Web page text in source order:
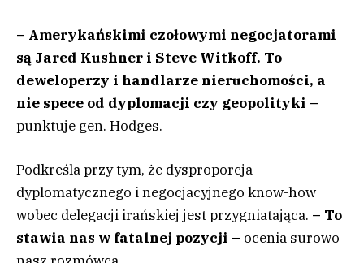
– Amerykańskimi czołowymi negocjatorami
są Jared Kushner i Steve Witkoff. To
deweloperzy i handlarze nieruchomości, a
nie spece od dyplomacji czy geopolityki –
punktuje gen. Hodges.
Podkreśla przy tym, że dysproporcja
dyplomatycznego i negocjacyjnego know-how
wobec delegacji irańskiej jest przygniatająca. – To
stawia nas w fatalnej pozycji – ocenia surowo